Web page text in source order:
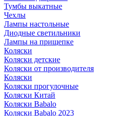
Тумбы выкатные
Чехлы
Лампы настольные
Диодные светильники
Лампы на прищепке
Коляски
Коляски детские
Коляски от производителя
Коляски
Коляски прогулочные
Коляски Китай
Коляски Babalo
Коляски Babalo 2023